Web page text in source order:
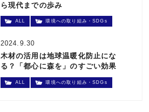
ら現代までの歩み
ALL 環境への取り組み・SDGs
2024.9.30
木材の活用は地球温暖化防止にな
る？「都心に森を」のすごい効果
ALL 環境への取り組み・SDGs